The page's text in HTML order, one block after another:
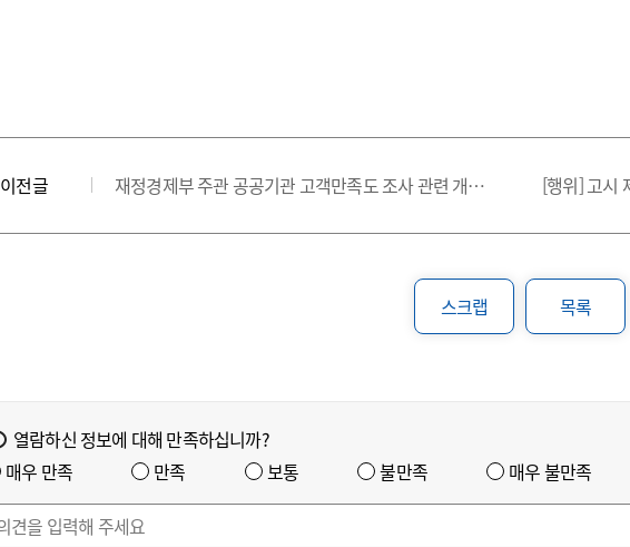
이전글 재정경제부 주관 공공기관 고객만족도 조사 관련 개인정보처리 위탁 사업 알림
스크랩 목록
열람하신 정보에 대해 만족하십니까?
매우 만족
만족 보통 불만족 매우 불만족